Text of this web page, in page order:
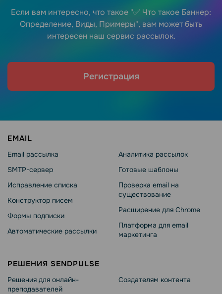
Если вам интересно, что такое "✅ Что такое Баннер:
Определение, Виды, Примеры", вам может быть
интересен наш сервис рассылок.
Регистрация
EMAIL
Email рассылка
SMTP-сервер
Исправление списка
Конструктор писем
Формы подписки
Автоматические рассылки
Аналитика рассылок
Готовые шаблоны
Проверка email на
существование
Расширение для Chrome
Платформа для email
маркетинга
РЕШЕНИЯ SENDPULSE
Решения для онлайн-
преподавателей
Создателям контента